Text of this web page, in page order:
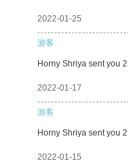
2022-01-25
游客
Horny Shriya sent you 2
2022-01-17
游客
Horny Shriya sent you 2
2022-01-15